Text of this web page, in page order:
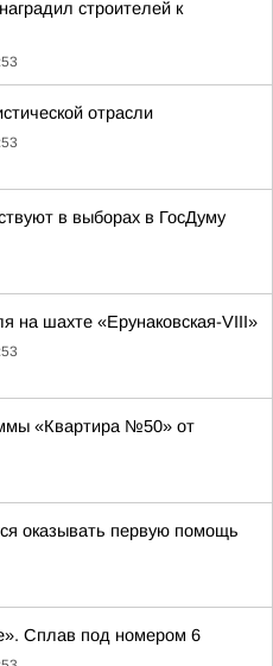
строителей к
отрасли
в выборах в ГосДуму
на шахте «Ерунаковская-VIII»
«Квартира №50» от
оказывать первую помощь
Сплав под номером 6